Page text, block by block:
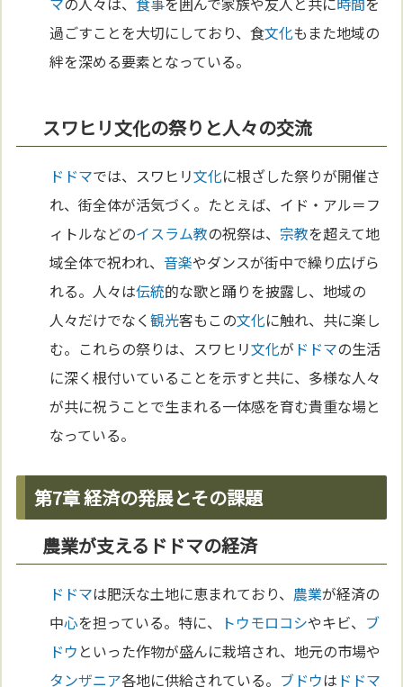
過ごすことを大切にしており、食文化もまた地域の
絆を深める要素となっている。
スワヒリ文化の祭りと人々の交流
ドドマでは、スワヒリ文化に根ざした祭りが開催さ
れ、街全体が活気づく。たとえば、イド・アル＝フ
ィトルなどのイスラム教の祝祭は、 宗教を超えて地
域全体で祝われ、音楽やダンスが街中で繰り広げら
れる。人々は伝統的な歌と踊りを披露し、地域の
人々だけでなく観光客もこの文化に触れ、共に楽し
む。これらの祭りは、スワヒリ文化が ドドマの生活
に深く根付いていることを示すと共に、多様な人々
が共に祝うことで生まれる一体感を育む貴重な場と
なっている。
第7章 経済の発展とその課題
農業が支えるドドマの経済
ドドマは肥沃な土地に恵まれており、 農業が経済の
中心を担っている。特に、 トウモロコシやキビ、 ブ
ドウ といった作物が盛んに栽培され、地元の市場や
タンザニア各地に供給されている。 ブドウは ドドマ